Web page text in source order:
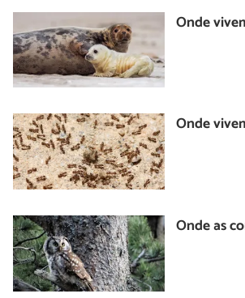
Onde
Onde
Onde as